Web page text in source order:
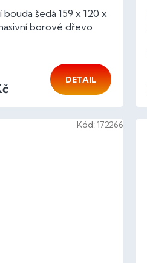
bouda šedá 159 x 120 x
borové dřevo
DETAIL
Kód: 172266